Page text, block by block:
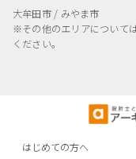
大牟田市 / みやま市
※その他のエリアについて
ください。
はじめての方へ